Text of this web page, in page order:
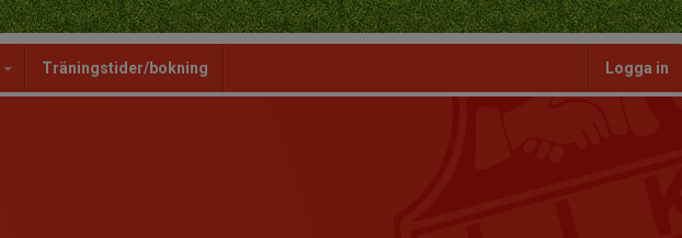
Träningstider/bokning Logga in